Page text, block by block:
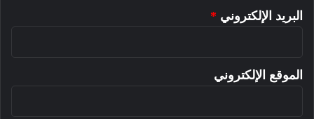
بين المتسابقين ضئيلة للغاية، حيث يمكن
ألجزاء من الثانية أن تغير الكثير. لهذا
البريد الإلكتروني *
الموقع الإلكتروني